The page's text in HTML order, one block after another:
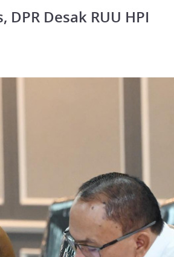
Desak RUU HPI